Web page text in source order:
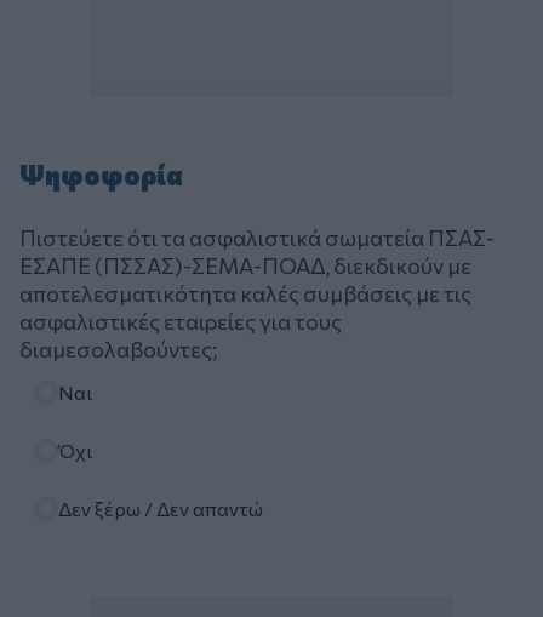
Ψηφοφορία
Πιστεύετε ότι τα ασφαλιστικά σωματεία ΠΣΑΣ-
ΕΣΑΠΕ (ΠΣΣΑΣ)-ΣΕΜΑ-ΠΟΑΔ, διεκδικούν με
αποτελεσματικότητα καλές συμβάσεις με τις
ασφαλιστικές εταιρείες για τους
διαμεσολαβούντες;
Ναι
Όχι
Δεν ξέρω / Δεν απαντώ